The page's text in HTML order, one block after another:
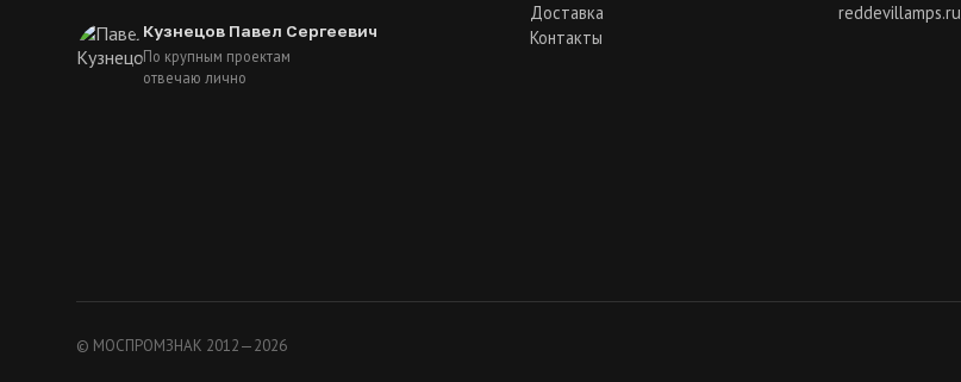
Кузнецов Павел Сергеевич
По крупным проектам
отвечаю лично
Доставка
Контакты
reddevillamps.ru
© МОСПРОМЗНАК 2012—2026